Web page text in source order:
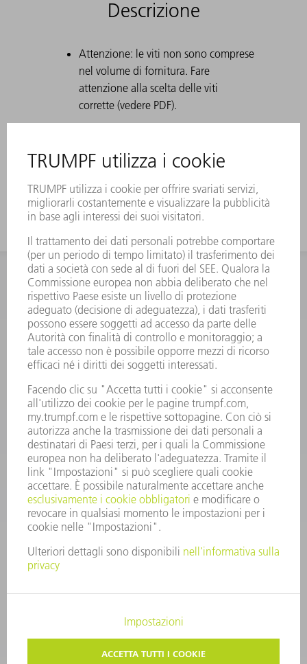
Descrizione
Attenzione: le viti non sono comprese
nel volume di fornitura. Fare
attenzione alla scelta delle viti
corrette (vedere PDF).
INFORMAZIONE
Domande frequenti
Condizioni generali di contratto
CONTATTO
RICAMBI TRUMPF ITALIA
lunedì a venerdì: 08:30 – 18:00
ricambi@trumpf.com
CONTATTO
UTENSILI TRUMPF ITALIA
+39 02 48489482
lunedì a venerdì: 08:00 – 18:00
utensili@trumpf.com
PROTEZIONE DEI DATI
COPYRIGHT E MARCHIO